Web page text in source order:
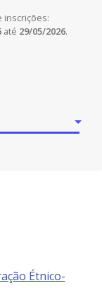
inscrições:
até 29/05/2026.
Étnico-